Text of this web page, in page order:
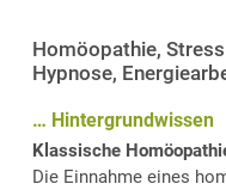
Homöopathie,
Hypnose,
… Hintergrundwissen
Klassische
Die Einnahme eines